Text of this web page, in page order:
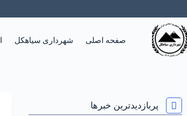
صفحه اصلی شهرداری سیاهکل
پربازدیدترین خبرها